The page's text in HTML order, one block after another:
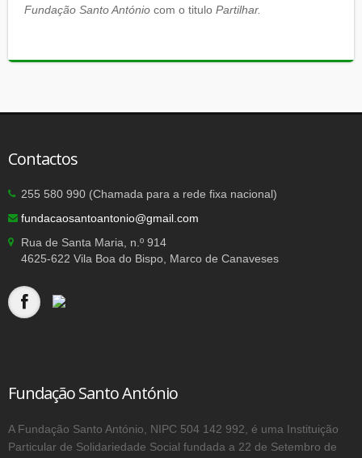
Fundação Santo António com o titulo Partilhar.
Contactos
255 580 990 (Chamada para a rede fixa nacional)
fundacaosantoantonio@gmail.com
Rua de Santa Maria, n.º 914
4625-622 Vila Boa do Bispo, Marco de Canaveses
Fundação Santo António
A Fundação Santo António, NIPC 504 142 992, é uma Instituição
Particular de Solidariedade Social fundada a 22 de Setembro de